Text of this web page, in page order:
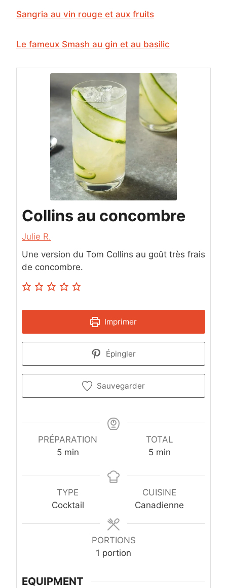
Sangria au vin rouge et aux fruits
Le fameux Smash au gin et au basilic
Collins au concombre
Julie R.
Une version du Tom Collins au goût très frais
de concombre.
Imprimer
Épingler
Sauvegarder
PRÉPARATION
5m
n
u
t
min
TOTAL
5m
n
u
t
min
TYPE
Cocktail
CUISINE
Canadienne
PORTIONS
1 portion
EQUIPMENT